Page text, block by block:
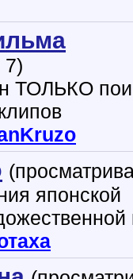
7)
ТОЛЬКО
японской